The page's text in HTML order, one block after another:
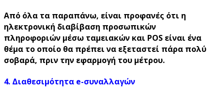
Από όλα τα παραπάνω, είναι προφανές ότι η
ηλεκτρονική διαβίβαση προσωπικών
πληροφοριών μέσω ταμειακών και POS είναι ένα
θέμα το οποίο θα πρέπει να εξεταστεί πάρα πολύ
σοβαρά, πριν την εφαρμογή του μέτρου.
4. Διαθεσιμότητα e-συναλλαγών